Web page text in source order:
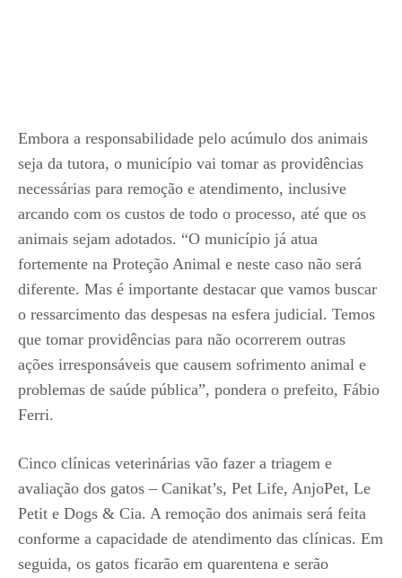
Embora a responsabilidade pelo acúmulo dos animais
seja da tutora, o município vai tomar as providências
necessárias para remoção e atendimento, inclusive
arcando com os custos de todo o processo, até que os
animais sejam adotados. “O município já atua
fortemente na Proteção Animal e neste caso não será
diferente. Mas é importante destacar que vamos buscar
o ressarcimento das despesas na esfera judicial. Temos
que tomar providências para não ocorrerem outras
ações irresponsáveis que causem sofrimento animal e
problemas de saúde pública”, pondera o prefeito, Fábio
Ferri.
Cinco clínicas veterinárias vão fazer a triagem e
avaliação dos gatos – Canikat’s, Pet Life, AnjoPet, Le
Petit e Dogs & Cia. A remoção dos animais será feita
conforme a capacidade de atendimento das clínicas. Em
seguida, os gatos ficarão em quarentena e serão